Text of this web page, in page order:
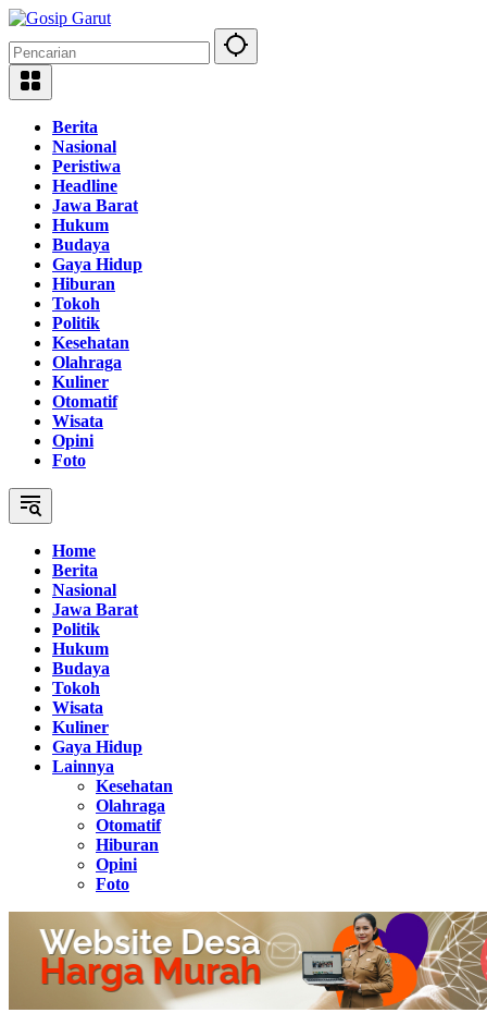
Langsung
konten
Berita
Nasional
Peristiwa
Headline
Jawa Barat
Hukum
Budaya
Gaya Hidup
Hiburan
Tokoh
Politik
Kesehatan
Olahraga
Kuliner
Otomatif
Wisata
Opini
Foto
Home
Berita
Nasional
Jawa Barat
Politik
Hukum
Budaya
Tokoh
Wisata
Kuliner
Gaya Hidup
Lainnya
Kesehatan
Olahraga
Otomatif
Hiburan
Opini
Foto